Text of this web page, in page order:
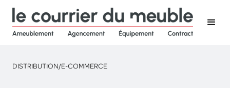
DISTRIBUTION/E-COMMERCE